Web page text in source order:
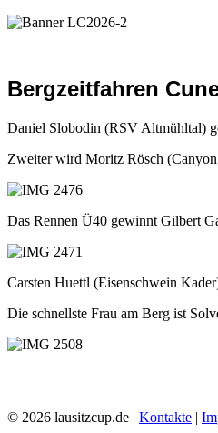
Bergzeitfahren
Daniel Slobodin (RSV Altmühltal)
Zweiter wird Moritz Rösch
Das Rennen Ü40 gewinnt Gilbert
Carsten Huettl (Eisenschwein
Die schnellste Frau am Berg ist
© 2026 lausitzcup.de | Kontakte |